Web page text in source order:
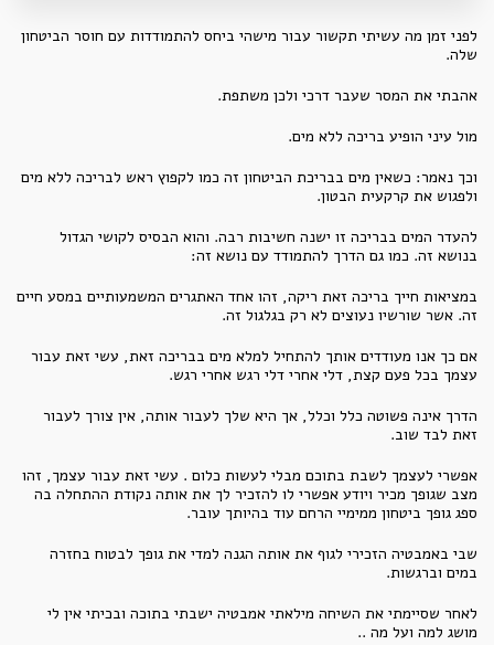
לפני זמן מה עשיתי תקשור עבור מישהי ביחס להתמודדות עם חוסר הביטחון
שלה.
אהבתי את המסר שעבר דרכי ולכן משתפת.
מול עיני הופיע בריכה ללא מים.
וכך נאמר: כשאין מים בבריכת הביטחון זה כמו לקפוץ ראש לבריכה ללא מים
ולפגוש את קרקעית הבטון.
להעדר המים בבריכה זו ישנה חשיבות רבה. והוא הבסיס לקושי הגדול
בנושא זה. כמו גם הדרך להתמודד עם נושא זה:
במציאות חייך בריכה זאת ריקה, זהו אחד האתגרים המשמעותיים במסע חיים
זה. אשר שורשיו נעוצים לא רק בגלגול זה.
אם כך אנו מעודדים אותך להתחיל למלא מים בבריכה זאת, עשי זאת עבור
עצמך בכל פעם קצת, דלי אחרי דלי רגש אחרי רגש.
הדרך אינה פשוטה כלל וכלל, אך היא שלך לעבור אותה, אין צורך לעבור
זאת לבד שוב.
אפשרי לעצמך לשבת בתוכם מבלי לעשות כלום . עשי זאת עבור עצמך, זהו
מצב שגופך מכיר ויודע אפשרי לו להזכיר לך את אותה נקודת ההתחלה בה
ספג גופך ביטחון ממימיי הרחם עוד בהיותך עובר.
שבי באמבטיה הזכירי לגוף את אותה הגנה למדי את גופך לבטוח בחזרה
במים וברגשות.
לאחר שסיימתי את השיחה מילאתי אמבטיה ישבתי בתוכה ובכיתי אין לי
מושג למה ועל מה ..